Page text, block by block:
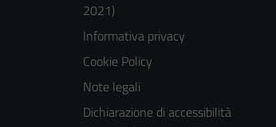
2021)
Informativa privacy
Cookie Policy
Note legali
Dichiarazione di accessibilità